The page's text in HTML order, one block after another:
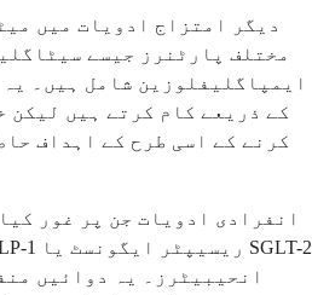
دیگر امتزاج ادویات میں
مختلف پارٹنرز جیسے
ایمپاگلیفلوزین شامل ہیں۔
کے ذریعے کام کرتے ہیں لیکن
کرنے کے اسی طرح کے اہداف
انفرادی ادویات جن پر غور
انحیبیٹرز۔ یہ دوائیں